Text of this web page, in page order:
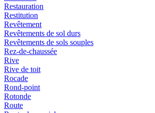
Restauration
Restitution
Revêtement
Revêtements de sol durs
Revêtements de sols souples
Rez-de-chaussée
Rive
Rive de toit
Rocade
Rond-point
Rotonde
Route